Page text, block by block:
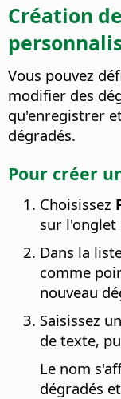
Création
Vous pouvez
modifier des
qu'enregistrer
dégradés.
Pour créer
Choisissez
sur l'onglet
Dans la
comme
nouveau
Saisissez
de texte,
Le nom
dégradés